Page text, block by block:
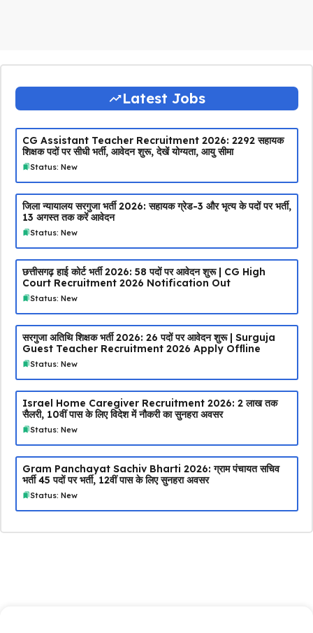
Latest Jobs
CG Assistant Teacher Recruitment 2026: 2292 सहायक
शिक्षक पदों पर सीधी भर्ती, आवेदन शुरू, देखें योग्यता, आयु सीमा
Status: New
जिला न्यायालय सरगुजा भर्ती 2026: सहायक ग्रेड-3 और भृत्य के पदों पर भर्ती,
13 अगस्त तक करें आवेदन
Status: New
छत्तीसगढ़ हाई कोर्ट भर्ती 2026: 58 पदों पर आवेदन शुरू | CG High
Court Recruitment 2026 Notification Out
Status: New
सरगुजा अतिथि शिक्षक भर्ती 2026: 26 पदों पर आवेदन शुरू | Surguja
Guest Teacher Recruitment 2026 Apply Offline
Status: New
Israel Home Caregiver Recruitment 2026: ₹2 लाख तक
सैलरी, 10वीं पास के लिए विदेश में नौकरी का सुनहरा अवसर
Status: New
Gram Panchayat Sachiv Bharti 2026: ग्राम पंचायत सचिव
भर्ती 45 पदों पर भर्ती, 12वीं पास के लिए सुनहरा अवसर
Status: New